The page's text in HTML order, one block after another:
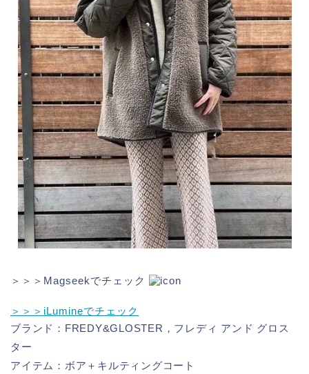
＞＞＞Magseekでチェック
＞＞＞iLumineでチェック
ブランド：FREDY&GLOSTER，フレディ アンド グロス
ター
アイテム：ボア＋キルティングコート